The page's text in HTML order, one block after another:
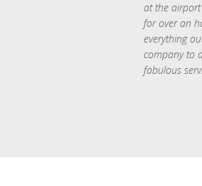
at the
for over an
everything
company to
fabulous